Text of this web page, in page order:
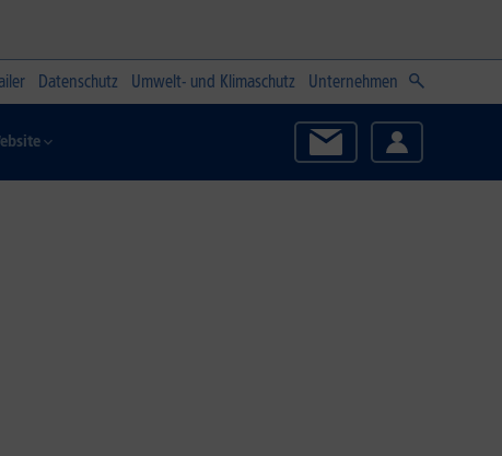
Datenschutz Umwelt- und Klimaschutz Unternehmen